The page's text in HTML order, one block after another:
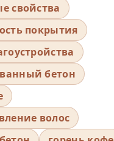
свойства
покрытия
бетон
волос